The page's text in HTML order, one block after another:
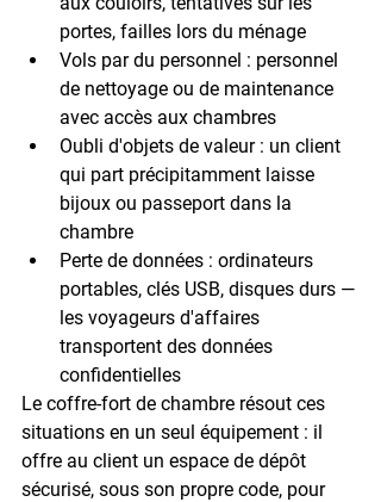
portes, failles lors du ménage
Vols par du personnel : personnel
de nettoyage ou de maintenance
avec accès aux chambres
Oubli d'objets de valeur : un client
qui part précipitamment laisse
bijoux ou passeport dans la
chambre
Perte de données : ordinateurs
portables, clés USB, disques durs —
les voyageurs d'affaires
transportent des données
confidentielles
Le coffre-fort de chambre résout ces
situations en un seul équipement : il
offre au client un espace de dépôt
sécurisé, sous son propre code, pour